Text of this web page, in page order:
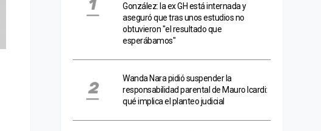
González: la ex GH está internada y
aseguró que tras unos estudios no
obtuvieron "el resultado que
esperábamos"
Wanda Nara pidió suspender la
responsabilidad parental de Mauro Icardi:
qué implica el planteo judicial